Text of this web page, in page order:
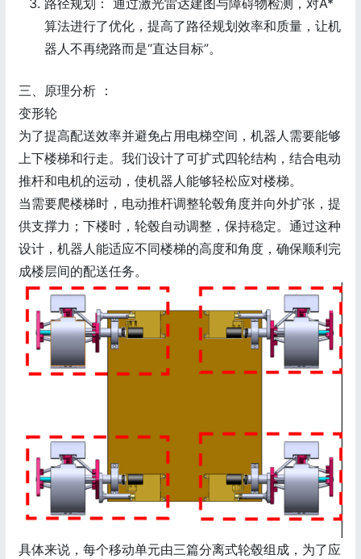
路径规划： 通过激光雷达建图与障碍物检测，对A*
算法进行了优化，提高了路径规划效率和质量，让机
器人不再绕路而是“直达目标”。
三、原理分析 ：
变形轮
为了提高配送效率并避免占用电梯空间，机器人需要能够
上下楼梯和行走。我们设计了可扩式四轮结构，结合电动
推杆和电机的运动，使机器人能够轻松应对楼梯。
当需要爬楼梯时，电动推杆调整轮毂角度并向外扩张，提
供支撑力；下楼时，轮毂自动调整，保持稳定。通过这种
设计，机器人能适应不同楼梯的高度和角度，确保顺利完
成楼层间的配送任务。
具体来说，每个移动单元由三篇分离式轮毂组成，为了应